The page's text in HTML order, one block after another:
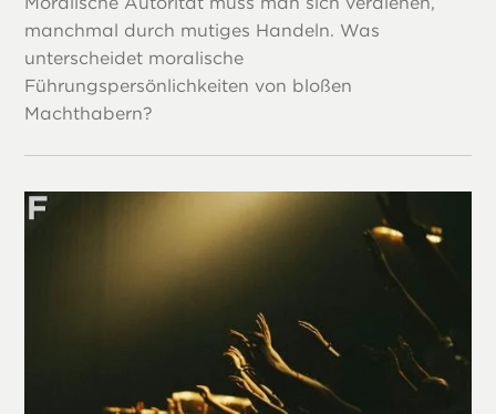
manchmal durch mutiges Handeln. Was
unterscheidet moralische
Führungspersönlichkeiten von bloßen
Machthabern?